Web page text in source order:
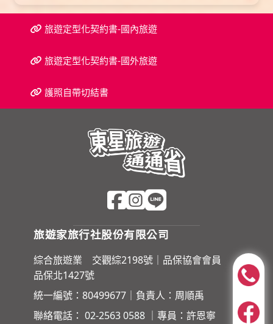
旅遊定型化契約書-國內旅遊
旅遊定型化契約書-國外旅遊
護照自帶切結書
旅遊家旅行社股份有限公司
綜合旅遊業 交觀綜2198號｜品保協會會員
品保北1427號
統一編號：80499677｜負責人：周順禹
聯絡電話： 02-2563 0588 ｜專員：許恩寧